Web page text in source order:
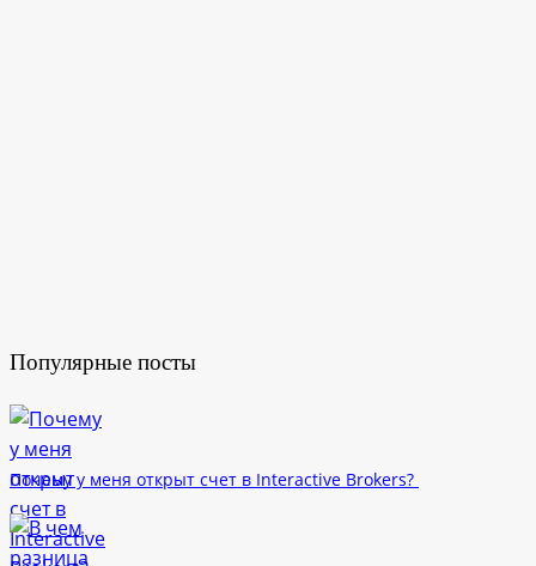
Популярные посты
Почему у меня открыт счет в Interactive Brokers?